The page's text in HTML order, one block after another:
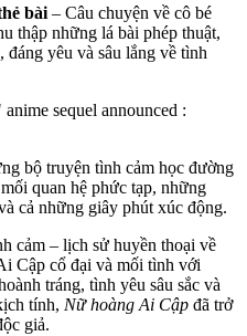
bài – Câu chuyện về cô bé
thập những lá bài phép thuật,
yêu và sâu lắng về tình
bộ truyện tình cảm học đường
quan hệ phức tạp, những
cả những giây phút xúc động.
cảm – lịch sử huyền thoại về
Cập cổ đại và mối tình với
tráng, tình yêu sâu sắc và
tính, Nữ hoàng Ai Cập đã trở
giả.